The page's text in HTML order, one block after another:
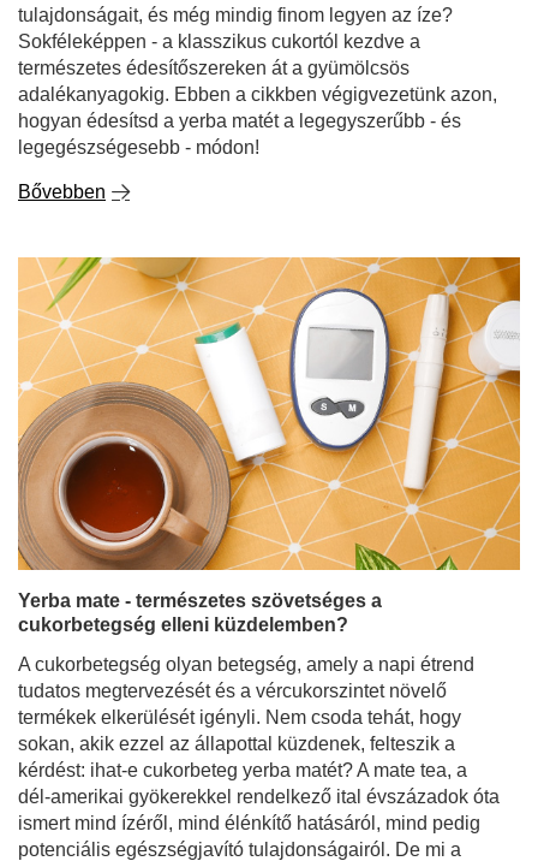
tulajdonságait, és még mindig finom legyen az íze?
Sokféleképpen - a klasszikus cukortól kezdve a
természetes édesítőszereken át a gyümölcsös
adalékanyagokig. Ebben a cikkben végigvezetünk azon,
hogyan édesítsd a yerba matét a legegyszerűbb - és
legegészségesebb - módon!
Bővebben
Yerba mate - természetes szövetséges a
cukorbetegség elleni küzdelemben?
A cukorbetegség olyan betegség, amely a napi étrend
tudatos megtervezését és a vércukorszintet növelő
termékek elkerülését igényli. Nem csoda tehát, hogy
sokan, akik ezzel az állapottal küzdenek, felteszik a
kérdést: ihat-e cukorbeteg yerba matét? A mate tea, a
dél-amerikai gyökerekkel rendelkező ital évszázadok óta
ismert mind ízéről, mind élénkítő hatásáról, mind pedig
potenciális egészségjavító tulajdonságairól. De mi a